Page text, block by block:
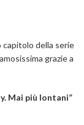
capitolo della serie
grazie a
Mai più lontani”